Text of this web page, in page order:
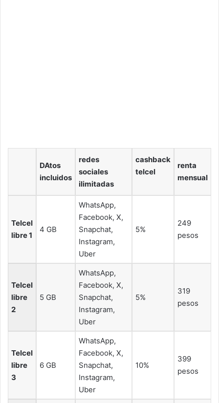
DAtos
incluidos
redes
sociales
ilimitadas
cashback
telcel
renta
mensual
Telcel
libre 1
4 GB
WhatsApp,
Facebook, X,
Snapchat,
Instagram,
Uber
5%
249
pesos
Telcel
libre
2
5 GB
WhatsApp,
Facebook, X,
Snapchat,
Instagram,
Uber
5%
319
pesos
Telcel
libre
3
6 GB
WhatsApp,
Facebook, X,
Snapchat,
Instagram,
Uber
10%
399
pesos